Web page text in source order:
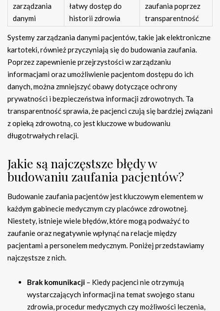
zarządzania
danymi
łatwy dostęp do
historii zdrowia
zaufania poprzez
transparentność
Systemy zarządzania danymi pacjentów, takie jak elektroniczne
kartoteki, również przyczyniają się do budowania zaufania.
Poprzez zapewnienie przejrzystości w zarządzaniu
informacjami oraz umożliwienie pacjentom dostępu do ich
danych, można zmniejszyć obawy dotyczące ochrony
prywatności i bezpieczeństwa informacji zdrowotnych. Ta
transparentność sprawia, że pacjenci czują się bardziej związani
z opieką zdrowotną, co jest kluczowe w budowaniu
długotrwałych relacji.
Jakie są najczęstsze błędy w
budowaniu zaufania pacjentów?
Budowanie zaufania pacjentów jest kluczowym elementem w
każdym gabinecie medycznym czy placówce zdrowotnej.
Niestety, istnieje wiele błędów, które mogą podważyć to
zaufanie oraz negatywnie wpłynąć na relacje między
pacjentami a personelem medycznym. Poniżej przedstawiamy
najczęstsze z nich.
Brak komunikacji – Kiedy pacjenci nie otrzymują
wystarczających informacji na temat swojego stanu
zdrowia, procedur medycznych czy możliwości leczenia,